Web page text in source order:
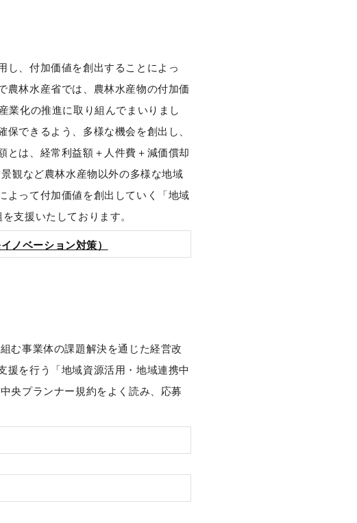
し、付加価値を創出することによっ
農林水産省では、農林水産物の付加価
業化の推進に取り組んでまいりまし
できるよう、多様な機会を創出し、
とは、経常利益額＋人件費＋減価償却
観など農林水産物以外の多様な地域
よって付加価値を創出していく「地域
支援いたしております。
ノベーション対策）
む事業体の課題解決を通じた経営改
援を行う「地域資源活用・地域連携中
央プランナー規約をよく読み、応募